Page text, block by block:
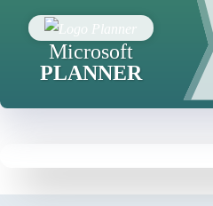
Microsoft
PLANNER